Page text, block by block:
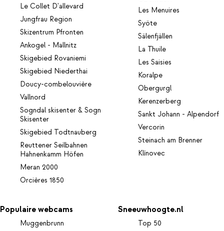
Le Collet D'allevard
Jungfrau Region
Skizentrum Pfronten
Ankogel - Mallnitz
Skigebied Rovaniemi
Skigebied Niederthai
Doucy-combelouvière
Vallnord
Sogndal skisenter & Sogn
Skisenter
Skigebied Todtnauberg
Reuttener Seilbahnen
Hahnenkamm Höfen
Meran 2000
Orcières 1850
Les Menuires
Syöte
Sälenfjällen
La Thuile
Les Saisies
Koralpe
Obergurgl
Kerenzerberg
Sankt Johann - Alpendorf
Vercorin
Steinach am Brenner
Klínovec
Populaire webcams
Muggenbrunn
Sneeuwhoogte.nl
Top 50